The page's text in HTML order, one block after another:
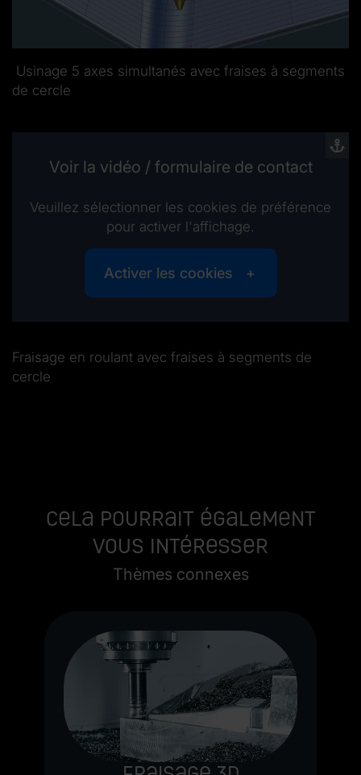
Usinage 5 axes simultanés avec fraises à segments
de cercle
Fraisage en roulant avec fraises à segments de
cercle
Voir la vidéo / formulaire de contact
Veuillez sélectionner les cookies de préférence
pour activer l'affichage.
Activer les cookies
Cela pourrait également
vous intéresser
Thèmes connexes